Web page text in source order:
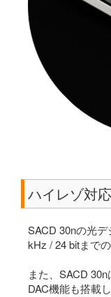
ハイレゾ対
SACD 30nの光
kHz / 24 bitまで
また、SACD
DAC機能も搭載